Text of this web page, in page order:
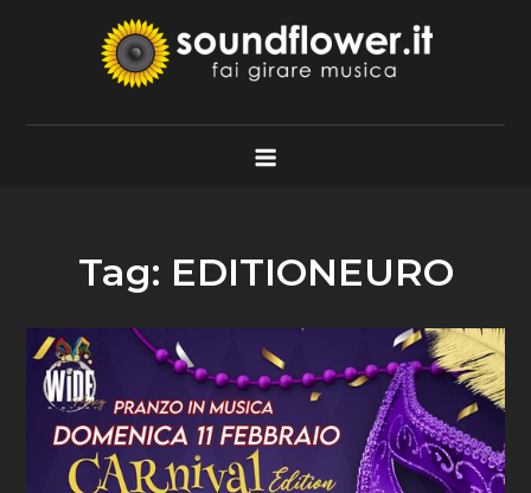
Soundflower.it
Fai Girare Musica
Tag: EDITIONEURO